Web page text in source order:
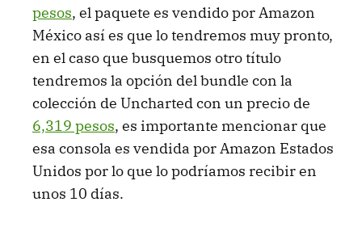
pesos, el paquete es vendido por Amazon
México así es que lo tendremos muy pronto,
en el caso que busquemos otro título
tendremos la opción del bundle con la
colección de Uncharted con un precio de
6,319 pesos, es importante mencionar que
esa consola es vendida por Amazon Estados
Unidos por lo que lo podríamos recibir en
unos 10 días.